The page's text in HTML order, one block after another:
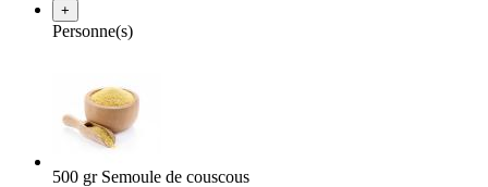
+
Personne(s)
500 gr Semoule de couscous